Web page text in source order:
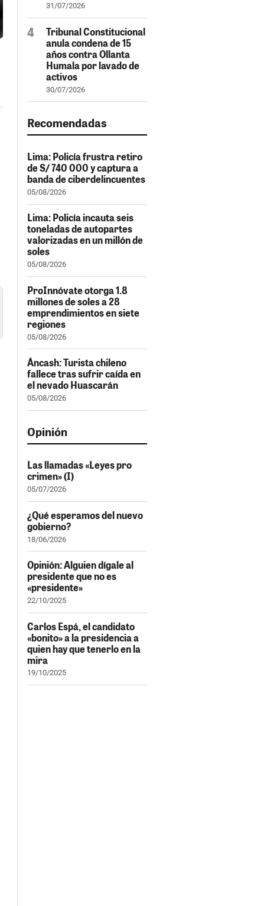
31/07/2026
Tribunal Constitucional
anula condena de 15
años contra Ollanta
Humala por lavado de
activos
30/07/2026
Recomendadas
Lima: Policía frustra retiro
de S/ 740 000 y captura a
banda de ciberdelincuentes
05/08/2026
Lima: Policía incauta seis
toneladas de autopartes
valorizadas en un millón de
soles
05/08/2026
ProInnóvate otorga 1.8
millones de soles a 28
emprendimientos en siete
regiones
05/08/2026
Áncash: Turista chileno
fallece tras sufrir caída en
el nevado Huascarán
05/08/2026
Opinión
Las llamadas «Leyes pro
crimen» (I)
05/07/2026
¿Qué esperamos del nuevo
gobierno?
18/06/2026
Opinión: Alguien dígale al
presidente que no es
«presidente»
22/10/2025
Carlos Espá, el candidato
«bonito» a la presidencia a
quien hay que tenerlo en la
mira
19/10/2025